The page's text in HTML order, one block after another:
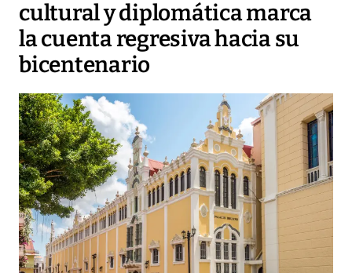
cultural y diplomática marca
la cuenta regresiva hacia su
bicentenario